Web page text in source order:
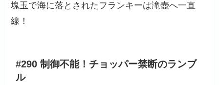
塊玉で海に落とされたフランキーは滝壺へ一直
線！
#290 制御不能！チョッパー禁断のランブ
ル